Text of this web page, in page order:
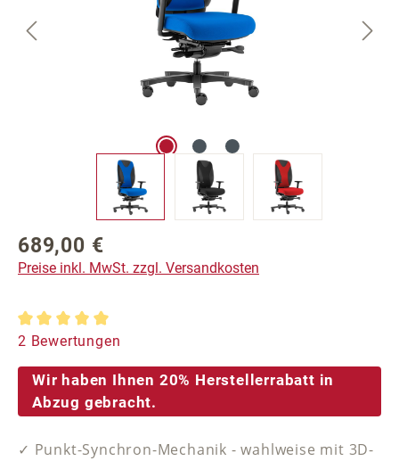
Regulärer Preis:
689,00 €
Preise inkl. MwSt. zzgl. Versandkosten
Durchschnittliche Bewertung von 5 von 5 Sternen
2 Bewertungen
Wir haben Ihnen 20% Herstellerrabatt in
Abzug gebracht.
✓ Punkt-Synchron-Mechanik - wahlweise mit 3D-